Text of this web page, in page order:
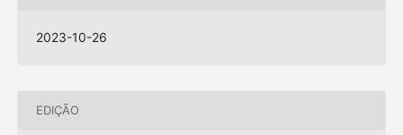
2023-10-26
EDIÇÃO